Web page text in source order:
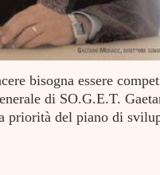
bisogna essere
di SO.G.E.T.
priorità del piano di